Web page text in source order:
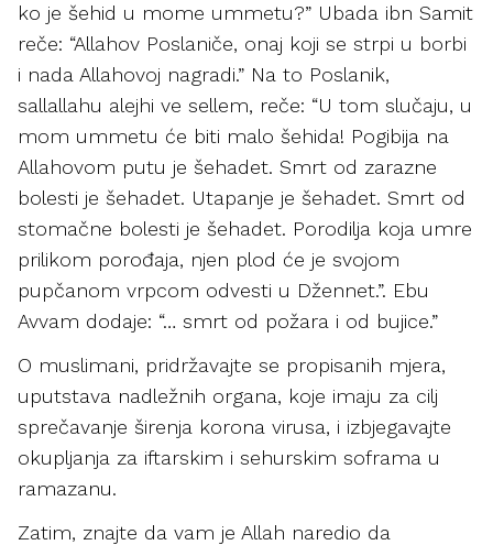
ko je šehid u mome ummetu?” Ubada ibn Samit
reče: “Allahov Poslaniče, onaj koji se strpi u borbi
i nada Allahovoj nagradi.” Na to Poslanik,
sallallahu alejhi ve sellem, reče: “U tom slučaju, u
mom ummetu će biti malo šehida! Pogibija na
Allahovom putu je šehadet. Smrt od zarazne
bolesti je šehadet. Utapanje je šehadet. Smrt od
stomačne bolesti je šehadet. Porodilja koja umre
prilikom porođaja, njen plod će je svojom
pupčanom vrpcom odvesti u Džennet.”. Ebu
Avvam dodaje: “… smrt od požara i od bujice.”
O muslimani, pridržavajte se propisanih mjera,
uputstava nadležnih organa, koje imaju za cilj
sprečavanje širenja korona virusa, i izbjegavajte
okupljanja za iftarskim i sehurskim soframa u
ramazanu.
Zatim, znajte da vam je Allah naredio da